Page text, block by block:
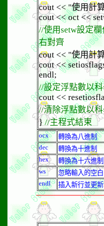
cout << "使用計
cout << oct <<
//使用setw設定
右對齊
cout << "使用計
cout <<
endl;
//設定浮點數以
cout <<
//清除浮點數以
} //主程式結束
ocx
轉換為八進制
dec
轉換為十進制
hex
轉換為十六進制
ws
忽略輸入的空白
endl
插入新行並更